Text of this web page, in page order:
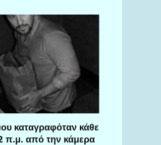
καταγραφόταν κάθε
π.μ. από την κάμερα